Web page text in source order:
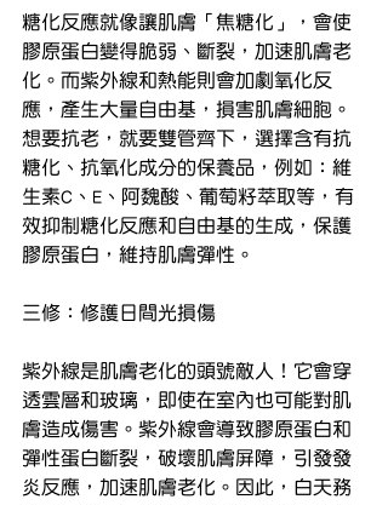
糖化反應就像讓肌膚「焦糖化」，會使
膠原蛋白變得脆弱、斷裂，加速肌膚老
化。而紫外線和熱能則會加劇氧化反
應，產生大量自由基，損害肌膚細胞。
想要抗老，就要雙管齊下，選擇含有抗
糖化、抗氧化成分的保養品，例如：維
生素C、E、阿魏酸、葡萄籽萃取等，有
效抑制糖化反應和自由基的生成，保護
膠原蛋白，維持肌膚彈性。
三修：修護日間光損傷
紫外線是肌膚老化的頭號敵人！它會穿
透雲層和玻璃，即使在室內也可能對肌
膚造成傷害。紫外線會導致膠原蛋白和
彈性蛋白斷裂，破壞肌膚屏障，引發發
炎反應，加速肌膚老化。因此，白天務